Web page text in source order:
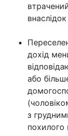
дохід
або
з
похилого